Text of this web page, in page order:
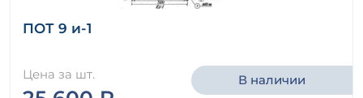
ПОТ 9 и-1
Цена за шт. В наличии